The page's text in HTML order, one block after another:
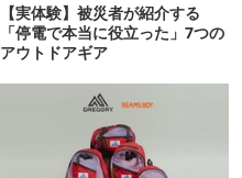
【実体験】被災者が紹介する
「停電で本当に役立った」7つの
アウトドアギア